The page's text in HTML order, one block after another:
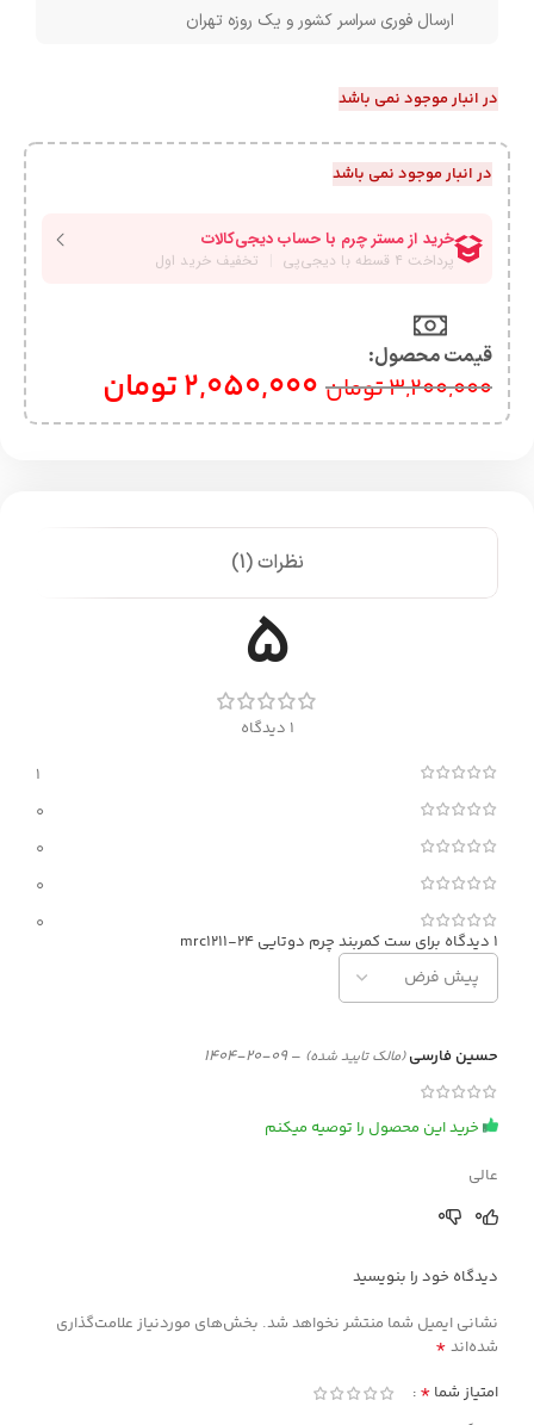
ارسال فوری سراسر کشور و یک روزه تهران
در انبار موجود نمی باشد
در انبار موجود نمی باشد
قیمت محصول:​
3,200,000تومان 2,050,000تومان
نظرات (1)
5
1 دیدگاه
1
0
0
0
0
1 دیدگاه برای
ست کمربند چرم دوتایی mrc1211-24
حسین فارسی(مالک تایید شده) –
09-20-1404
خرید این محصول را توصیه میکنم
عالی
0
0
دیدگاه خود را بنویسید
نشانی ایمیل شما منتشر نخواهد شد. بخش‌های موردنیاز علامت‌گذاری
شده‌اند *
امتیاز شما *